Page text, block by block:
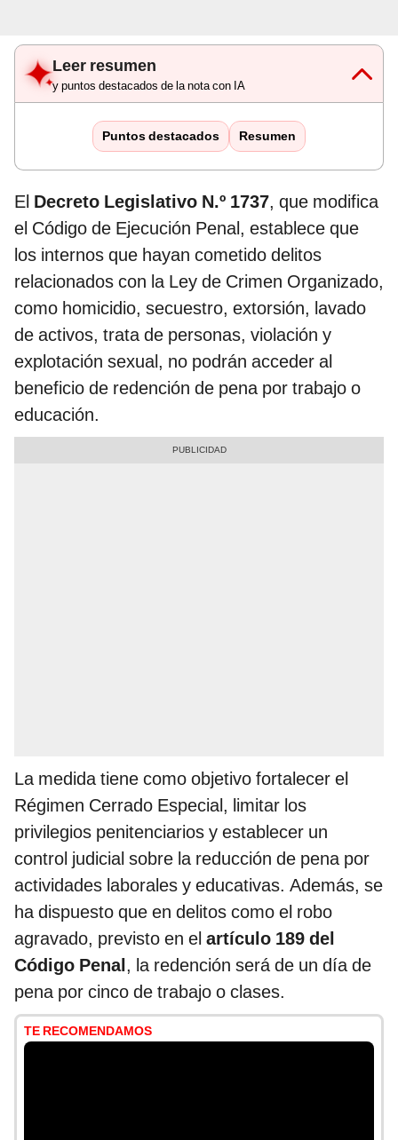
Leer resumen
y puntos destacados de la nota con IA
Puntos destacados Resumen
El Decreto Legislativo N.º 1737, que modifica
el Código de Ejecución Penal, establece que
los internos que hayan cometido delitos
relacionados con la Ley de Crimen Organizado,
como homicidio, secuestro, extorsión, lavado
de activos, trata de personas, violación y
explotación sexual, no podrán acceder al
beneficio de redención de pena por trabajo o
educación.
La medida tiene como objetivo fortalecer el
Régimen Cerrado Especial, limitar los
privilegios penitenciarios y establecer un
control judicial sobre la reducción de pena por
actividades laborales y educativas. Además, se
ha dispuesto que en delitos como el robo
agravado, previsto en el artículo 189 del
Código Penal, la redención será de un día de
pena por cinco de trabajo o clases.
TE RECOMENDAMOS